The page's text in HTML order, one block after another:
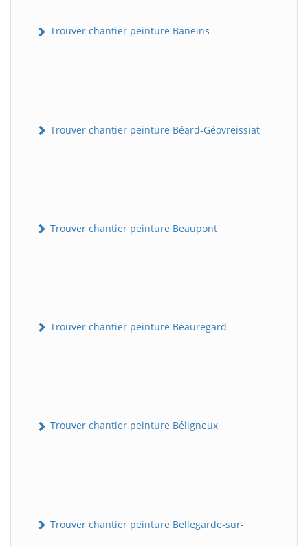
Trouver chantier peinture Baneins
Trouver chantier peinture Béard-Géovreissiat
Trouver chantier peinture Beaupont
Trouver chantier peinture Beauregard
Trouver chantier peinture Béligneux
Trouver chantier peinture Bellegarde-sur-